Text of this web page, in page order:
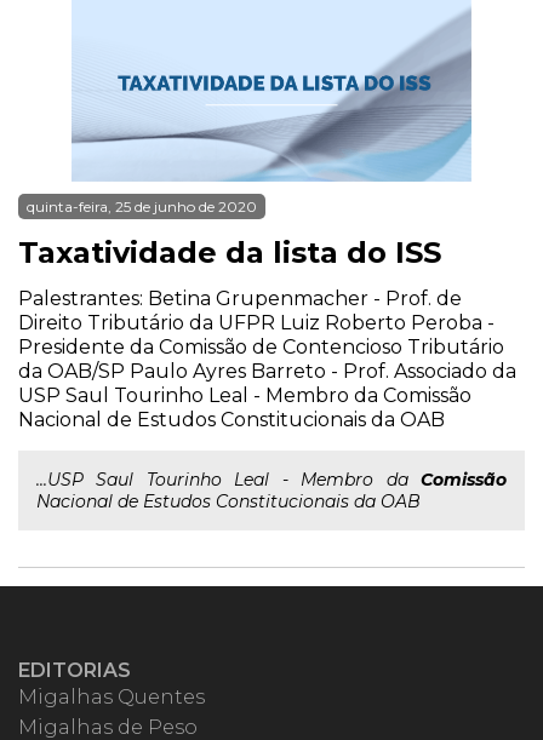
quinta-feira, 25 de junho de 2020
Taxatividade da lista do ISS
Palestrantes: Betina Grupenmacher - Prof. de
Direito Tributário da UFPR Luiz Roberto Peroba -
Presidente da Comissão de Contencioso Tributário
da OAB/SP Paulo Ayres Barreto - Prof. Associado da
USP Saul Tourinho Leal - Membro da Comissão
Nacional de Estudos Constitucionais da OAB
...USP Saul Tourinho Leal - Membro da Comissão
Nacional de Estudos Constitucionais da OAB
EDITORIAS
Migalhas Quentes
Migalhas de Peso